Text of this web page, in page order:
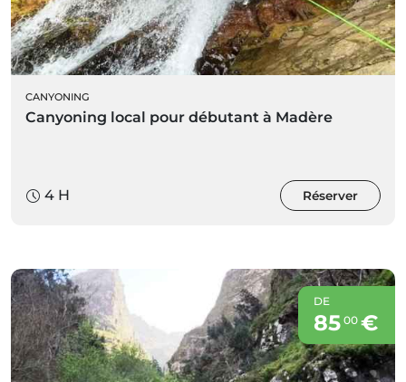
CANYONING
Canyoning local pour débutant à Madère
4 H Réserver
DE
85 00€